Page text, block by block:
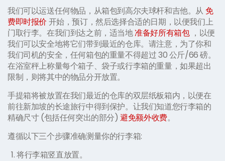
我们可以运送任何物品，从箱包到高尔夫球杆和吉他。从 免
费即时报价 开始，预订，然后选择合适的日期，以便我们上
门取行李。在我们到达之前，适当地准备好所有箱包，以便
我们可以安全地将它们带到最近的仓库。请注意，为了你和
我们司机的安全，任何箱包的重量不得超过 30 公斤/66 磅。
在浴室秤上称量每个箱子、袋子或行李箱的重量，如果超出
限制，则将其中的物品分开放置。
手提箱将被放置在我们最近的仓库的双层纸板箱内，以便在
前往新加坡的长途旅行中得到保护。让我们知道您行李箱的
精确尺寸 (包括任何突出的部分)避免额外收费。
遵循以下三个步骤准确测量你的行李箱:
将行李箱竖直放置。